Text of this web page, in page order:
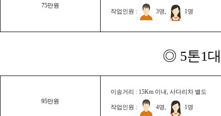
75만원
작업인원 : 3명, 1명
◎ 5톤1
95만원
이송거리 : 15Km 이내, 사다리차 별도
작업인원 : 4명, 1명